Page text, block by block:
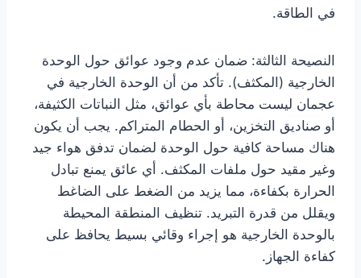
في الطاقة.
النصيحة الثالثة: ضمان عدم وجود عوائق حول الوحدة
الخارجية (المكثف). تأكد من أن الوحدة الخارجية في
عجمان ليست محاطة بأي عوائق، مثل النباتات الكثيفة،
أو صناديق التخزين، أو الحطام المتراكم. يجب أن يكون
هناك مساحة كافية حول الوحدة لضمان تدفق هواء جيد
وغير مقيد حول ملفات المكثف. أي عائق يمنع تبادل
الحرارة بكفاءة، مما يزيد من الضغط على الضاغط
ويقلل من قدرة التبريد. تنظيف المنطقة المحيطة
بالوحدة الخارجية هو إجراء وقائي بسيط يحافظ على
كفاءة الجهاز.